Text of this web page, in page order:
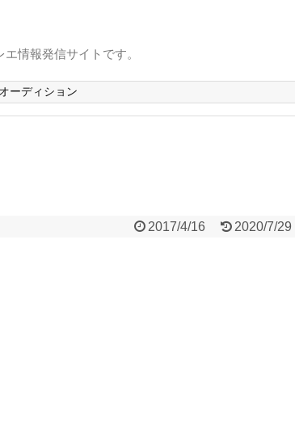
情報発信サイトです。
ーディション
2017/4/16 2020/7/29